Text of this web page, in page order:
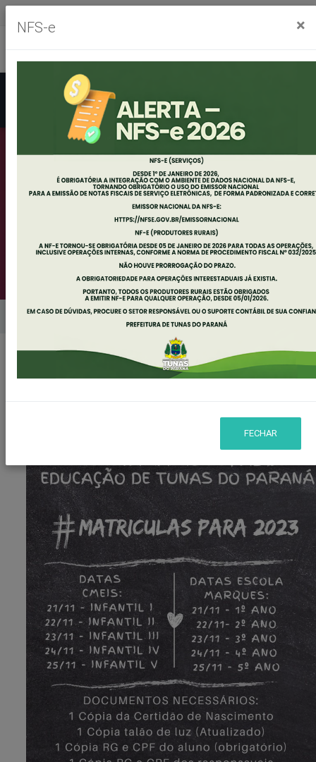
MATRÍCULAS E
REMATRÍCULAS
2023
Home Matrículas e Rematrículas 2023
MATRÍCULAS E REMATRÍCULAS
NFS-e ×
FECHAR